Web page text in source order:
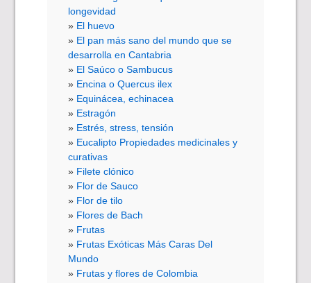
longevidad
El huevo
El pan más sano del mundo que se
desarrolla en Cantabria
El Saúco o Sambucus
Encina o Quercus ilex
Equinácea, echinacea
Estragón
Estrés, stress, tensión
Eucalipto Propiedades medicinales y
curativas
Filete clónico
Flor de Sauco
Flor de tilo
Flores de Bach
Frutas
Frutas Exóticas Más Caras Del
Mundo
Frutas y flores de Colombia